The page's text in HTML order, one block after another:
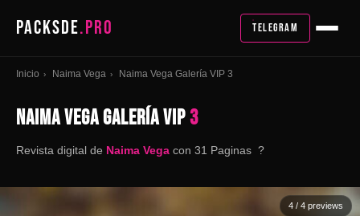
PACKSDE.PRO TELEGRAM
Inicio › Naima Vega › Naima Vega Galería VIP 3
NAIMA VEGA GALERÍA VIP3
Revista digital de Naima Vega con 31 Paginas ?
4 / 4 previews